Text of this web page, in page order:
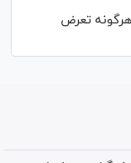
هرگونه تعرض